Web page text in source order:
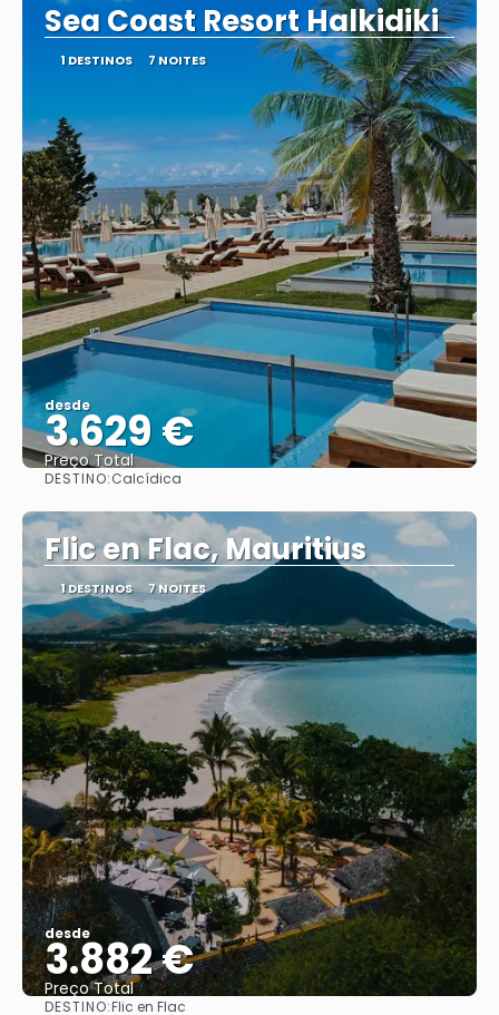
Sea Coast Resort Halkidiki
1 DESTINOS 7 NOITES
desde
3.629 €
Preço Total
DESTINO:Calcídica
Flic en Flac, Mauritius
1 DESTINOS 7 NOITES
desde
3.882 €
Preço Total
DESTINO:Flic en Flac